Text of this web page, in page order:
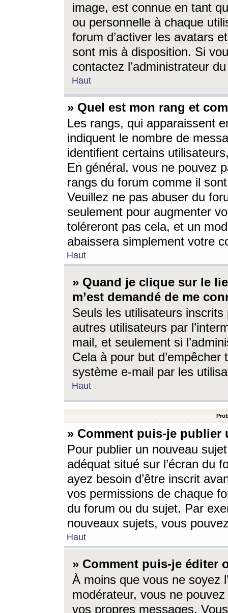
image, est connue en tant
ou personnelle à chaque
forum d’activer les avatars
sont mis à disposition. Si
contactez l’administrateur
Haut
» Quel est mon rang et
Les rangs, qui apparaissent
indiquent le nombre de
identifient certains
En général, vous ne pouvez
rangs du forum comme il
Veuillez ne pas abuser du
seulement pour augmenter
toléreront pas cela, et un
abaissera simplement votre
Haut
» Quand je clique sur le
m’est demandé de me
Seuls les utilisateurs
autres utilisateurs par
mail, et seulement si
Cela à pour but
système e-mail par les
Haut
» Comment puis-je
Pour publier un nouveau
adéquat situé sur l’écran du
ayez besoin d’être inscrit
vos permissions de chaque
du forum ou du sujet. Par
nouveaux sujets, vous
Haut
» Comment puis-je éditer
À moins que vous ne soyez
modérateur, vous ne
vos propres messages.